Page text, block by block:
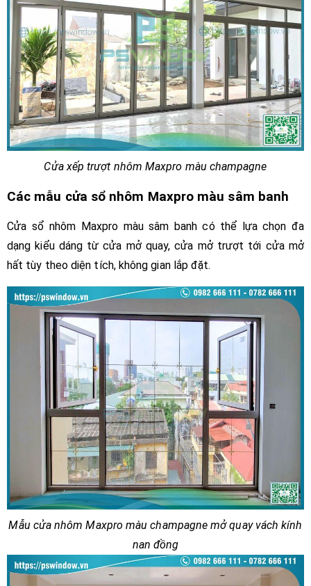
Cửa xếp trượt nhôm Maxpro màu champagne
Các mẫu cửa sổ nhôm Maxpro màu sâm banh
Cửa sổ nhôm Maxpro màu sâm banh có thể lựa chọn đa
dạng kiểu dáng từ cửa mở quay, cửa mở trượt tới cửa mở
hất tùy theo diện tích, không gian lắp đặt.
Mẫu cửa nhôm Maxpro màu champagne mở quay vách kính
nan đồng